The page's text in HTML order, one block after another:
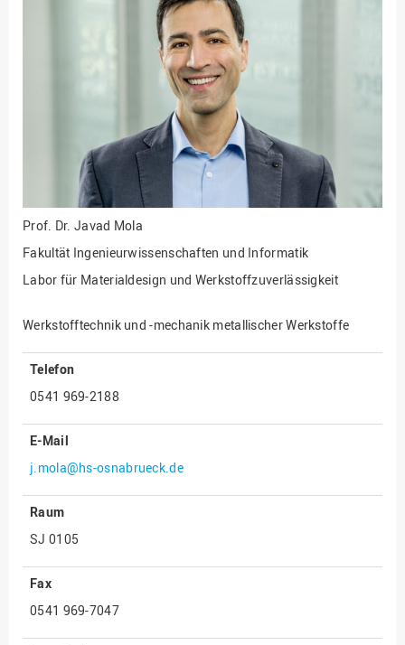
Ingenieurwissenschaften
Fakultät Management,
Kultur und Technik
Fakultät Wirtschafts- und
Sozialwissenschaften
Finanzen
Forschung, Kooperation,
Drittmittel
Gebäude und Technik
Gesellschaftliches
Gleichstellungsbüro
Hochschulleitung
strategie
Innenrevision
Institut für Musik
IT Service Center
Kommunikation und
Marketing
LearningCenter
Prof. Dr. Javad Mola
Fakultät Ingenieurwissenschaften und Informatik
Labor für Materialdesign und Werkstoffzuverlässigkeit
Werkstofftechnik und -mechanik metallischer Werkstoffe
Telefon
0541 969-2188
E-Mail
j.mola@hs-osnabrueck.de
Raum
SJ 0105
Fax
0541 969-7047